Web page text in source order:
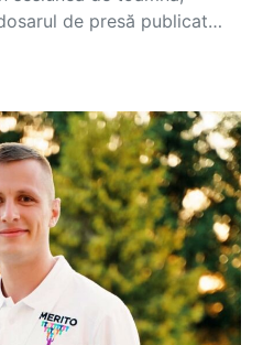
de presă publicat…